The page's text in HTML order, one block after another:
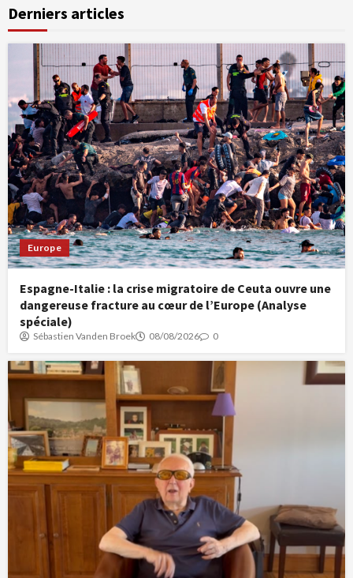
Derniers articles
Europe
Espagne-Italie : la crise migratoire de Ceuta ouvre une
dangereuse fracture au cœur de l’Europe (Analyse
spéciale)
Sébastien Vanden Broek 08/08/2026 0